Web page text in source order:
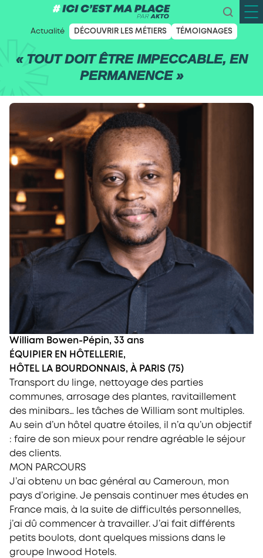
Actualité DÉCOUVRIR LES MÉTIERS TÉMOIGNAGES
« TOUT DOIT ÊTRE IMPECCABLE, EN
PERMANENCE »
William Bowen-Pépin, 33 ans
ÉQUIPIER EN HÔTELLERIE,
HÔTEL LA BOURDONNAIS, À PARIS (75)
Transport du linge, nettoyage des parties
communes, arrosage des plantes, ravitaillement
des minibars… les tâches de William sont multiples.
Au sein d’un hôtel quatre étoiles, il n’a qu’un objectif
: faire de son mieux pour rendre agréable le séjour
des clients.
MON PARCOURS
J’ai obtenu un bac général au Cameroun, mon
pays d’origine. Je pensais continuer mes études en
France mais, à la suite de difficultés personnelles,
j’ai dû commencer à travailler. J’ai fait différents
petits boulots, dont quelques missions dans le
groupe Inwood Hotels.